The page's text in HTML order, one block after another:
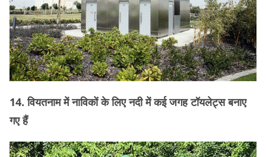
14. वियतनाम में नाविकों के लिए नदी में कई जगह टॉयलेट्स बनाए
गए हैं